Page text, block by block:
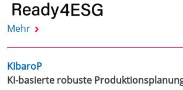
Mehr
KIbaroP
KI-basierte robuste